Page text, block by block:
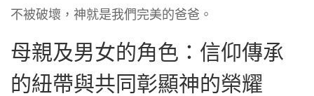
不被破壞，神就是我們完美的爸爸。
母親及男女的角色：信仰傳承
的紐帶與共同彰顯神的榮耀